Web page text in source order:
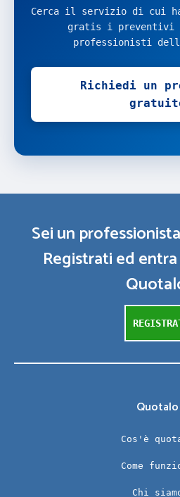
Cerca il servizio di cui
gratis i preventivi
professionisti
Richiedi un
Sei un
Registrati ed
Quotalo
Cos'è
Come
Chi